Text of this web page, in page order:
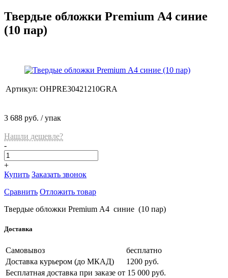
Твердые обложки Premium А4 синие
(10 пар)
Артикул: OHPRE30421210GRA
3 688 руб. / упак
Нашли дешевле?
-
+
Купить Заказать звонок
Сравнить Отложить товар
Твердые обложки Premium А4 синие (10 пар)
Доставка
Самовывоз
бесплатно
Доставка курьером (до МКАД)
1200 руб.
Бесплатная доставка при заказе от 15 000 руб.